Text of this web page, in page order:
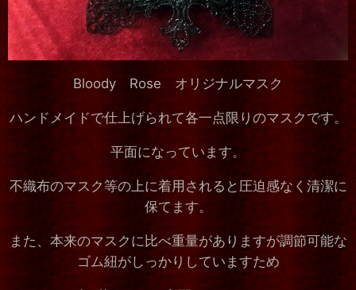
Bloody Rose オリジナルマスク
ハンドメイドで仕上げられて各一点限りのマスクです。
平面になっています。
不織布のマスク等の上に着用されると圧迫感なく清潔に
保てます。
また、本来のマスクに比べ重量がありますが調節可能な
ゴム紐がしっかりしていますため